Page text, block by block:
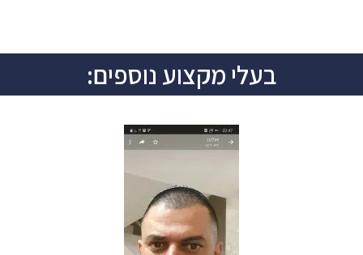
בעלי מקצוע נוספים: